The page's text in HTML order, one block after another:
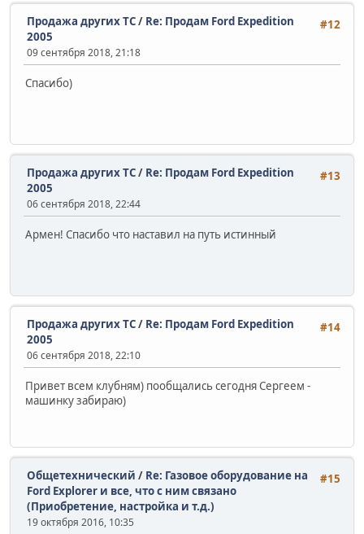
#12
Продажа других ТС/ Re: Продам Ford Expedition
2005
09 сентября 2018, 21:18
Спасибо)
#13
Продажа других ТС/ Re: Продам Ford Expedition
2005
06 сентября 2018, 22:44
Армен! Спасибо что наставил на путь истинный
#14
Продажа других ТС/ Re: Продам Ford Expedition
2005
06 сентября 2018, 22:10
Привет всем клубням) пообщались сегодня Сергеем -
машинку забираю)
#15
Общетехнический / Re: Газовое оборудование на
Ford Explorer и все, что с ним связано
(Приобретение, настройка и т.д.)
19 октября 2016, 10:35